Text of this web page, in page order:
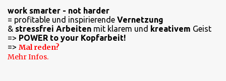
t
a
r
e
work smarter - not harder
= profitable und inspirierende Vernetzung
& stressfrei Arbeiten mit klarem und kreativem Geist
=> POWER to your Kopfarbeit!
=> Mal reden?
Mehr Infos.